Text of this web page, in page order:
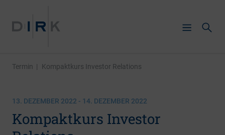
Termin | Kompaktkurs Investor Relations
13. DEZEMBER 2022 - 14. DEZEMBER 2022
Kompaktkurs Investor